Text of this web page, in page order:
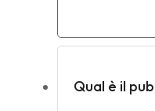
Qual è il